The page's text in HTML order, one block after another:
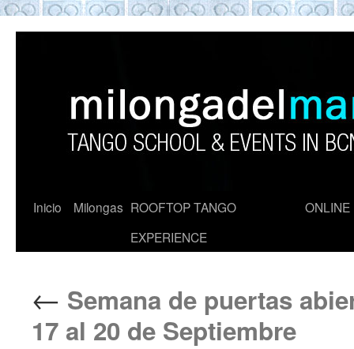
Tango experience Barcelona. Tango
Inicio Milongas ROOFTOP TANGO
EXPERIENCE
ONLINE
← Semana de puertas
17 al 20 de Septiembre